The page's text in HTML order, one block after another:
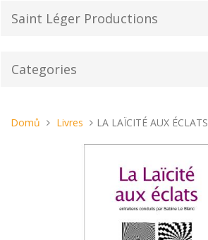
Saint Léger Productions
Categories
Nacházíte
Domů Livres LA LAÏCITÉ AUX ÉCLATS